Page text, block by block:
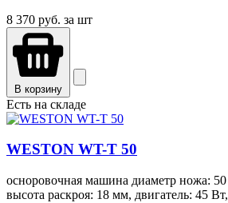
8 370 руб. за шт
В корзину
Есть на складе
WESTON WT-T 50
осноровочная машина диаметр ножа:
высота раскроя: 18 мм, двигатель: 45